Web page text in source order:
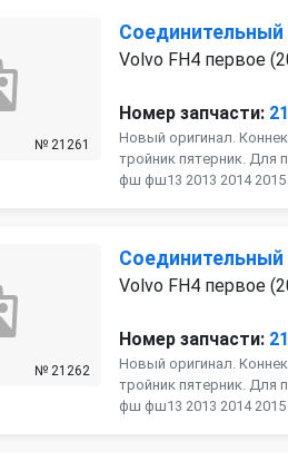
№ 21261
Соединительный
Volvo FH4 первое
Номер запчасти:
Новый оригинал.
тройник пятерник. Для
фш фш13 2013 2014 2015
№ 21262
Соединительный
Volvo FH4 первое
Номер запчасти:
Новый оригинал.
тройник пятерник. Для
фш фш13 2013 2014 2015